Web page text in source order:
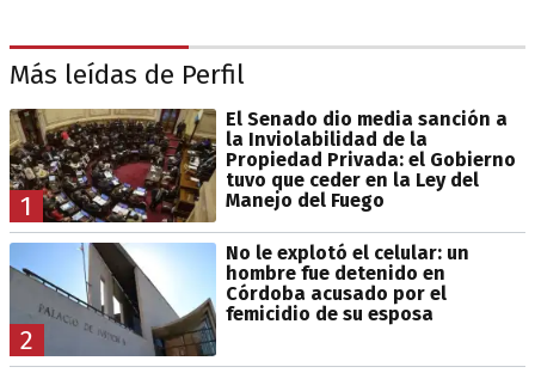
Más leídas de Perfil
1
El Senado dio media sanción a
la Inviolabilidad de la
Propiedad Privada: el Gobierno
tuvo que ceder en la Ley del
Manejo del Fuego
2
No le explotó el celular: un
hombre fue detenido en
Córdoba acusado por el
femicidio de su esposa